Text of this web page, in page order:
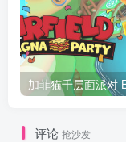
评论 抢沙发